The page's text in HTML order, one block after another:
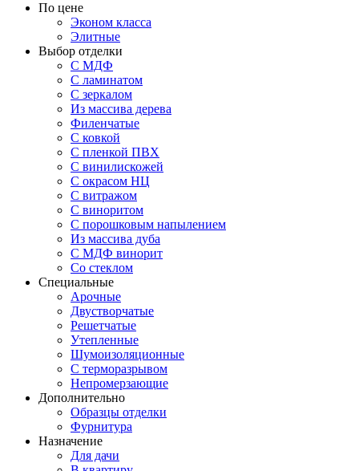
По цене
Эконом класса
Элитные
Выбор отделки
С МДФ
С ламинатом
С зеркалом
Из массива дерева
Филенчатые
С ковкой
С пленкой ПВХ
С винилискожей
С окрасом НЦ
С витражом
С виноритом
С порошковым напылением
Из массива дуба
С МДФ винорит
Со стеклом
Специальные
Арочные
Двустворчатые
Решетчатые
Утепленные
Шумоизоляционные
С терморазрывом
Непромерзающие
Дополнительно
Образцы отделки
Фурнитура
Назначение
Для дачи